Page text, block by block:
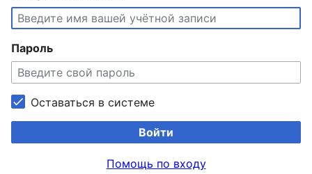
Пароль
Оставаться в системе
Войти
Помощь по входу